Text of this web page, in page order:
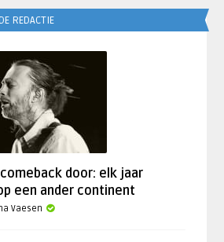
REDACTIE
door: elk jaar
een ander continent
Vaesen